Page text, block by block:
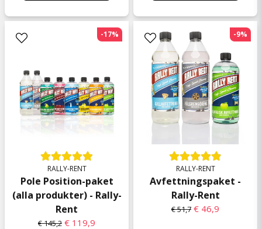
RALLY-RENT
Pole Position-paket
(alla produkter) - Rally-
Rent
€ 145,2 € 119,9
-17%
RALLY-RENT
Avfettningspaket -
Rally-Rent
€ 51,7 € 46,9
-9%